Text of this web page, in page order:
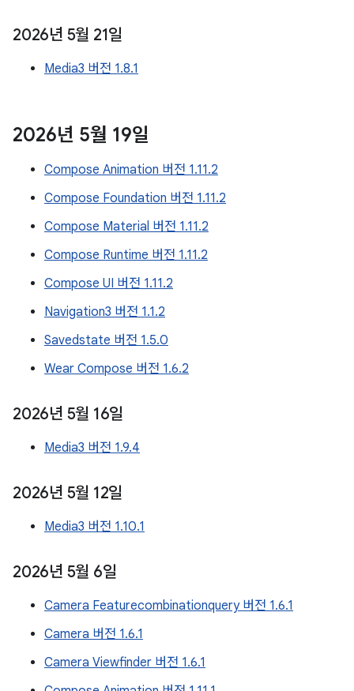
2026년 5월 21일
Media3 버전 1.8.1
2026년 5월 19일
Compose Animation 버전 1.11.2
Compose Foundation 버전 1.11.2
Compose Material 버전 1.11.2
Compose Runtime 버전 1.11.2
Compose UI 버전 1.11.2
Navigation3 버전 1.1.2
Savedstate 버전 1.5.0
Wear Compose 버전 1.6.2
2026년 5월 16일
Media3 버전 1.9.4
2026년 5월 12일
Media3 버전 1.10.1
2026년 5월 6일
Camera Featurecombinationquery 버전 1.6.1
Camera 버전 1.6.1
Camera Viewfinder 버전 1.6.1